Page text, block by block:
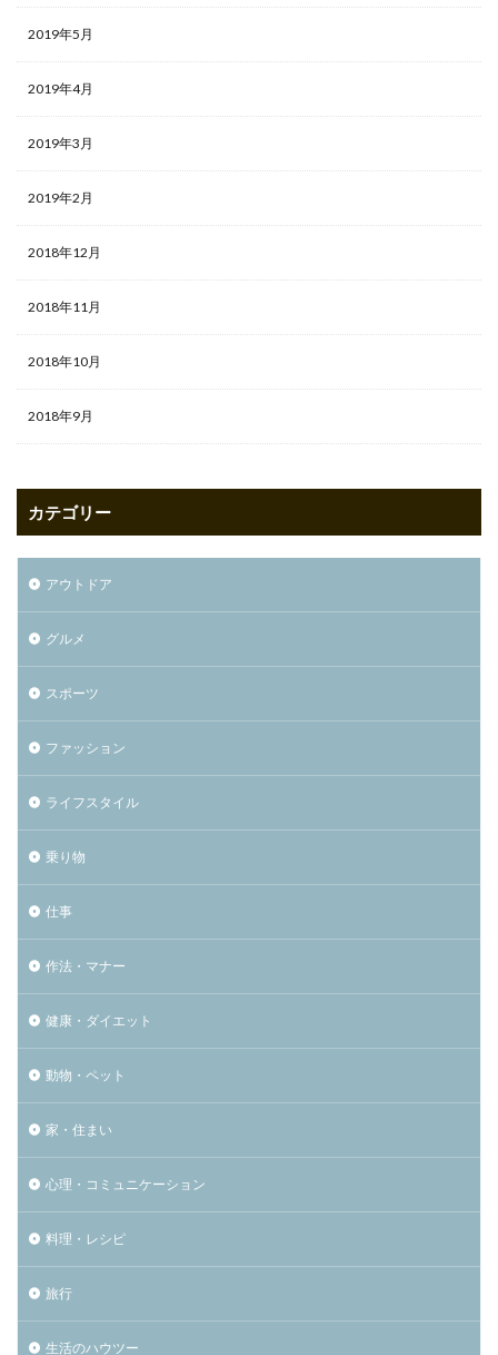
2019年5月
2019年4月
2019年3月
2019年2月
2018年12月
2018年11月
2018年10月
2018年9月
カテゴリー
アウトドア
グルメ
スポーツ
ファッション
ライフスタイル
乗り物
仕事
作法・マナー
健康・ダイエット
動物・ペット
家・住まい
心理・コミュニケーション
料理・レシピ
旅行
生活のハウツー